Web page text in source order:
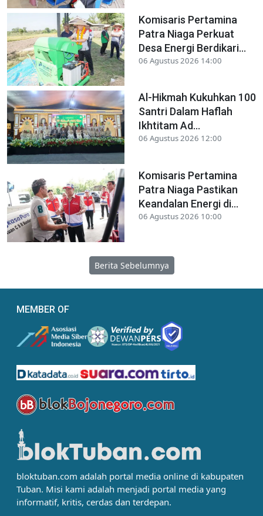
Komisaris Pertamina
Patra Niaga Perkuat
Desa Energi Berdikari...
06 Agustus 2026 14:00
Al-Hikmah Kukuhkan 100
Santri Dalam Haflah
Ikhtitam Ad...
06 Agustus 2026 12:00
Komisaris Pertamina
Patra Niaga Pastikan
Keandalan Energi di...
06 Agustus 2026 10:00
Berita Sebelumnya
MEMBER OF
bloktuban.com adalah portal media online di kabupaten
Tuban. Misi kami adalah menjadi portal media yang
informatif, kritis, cerdas dan terdepan.